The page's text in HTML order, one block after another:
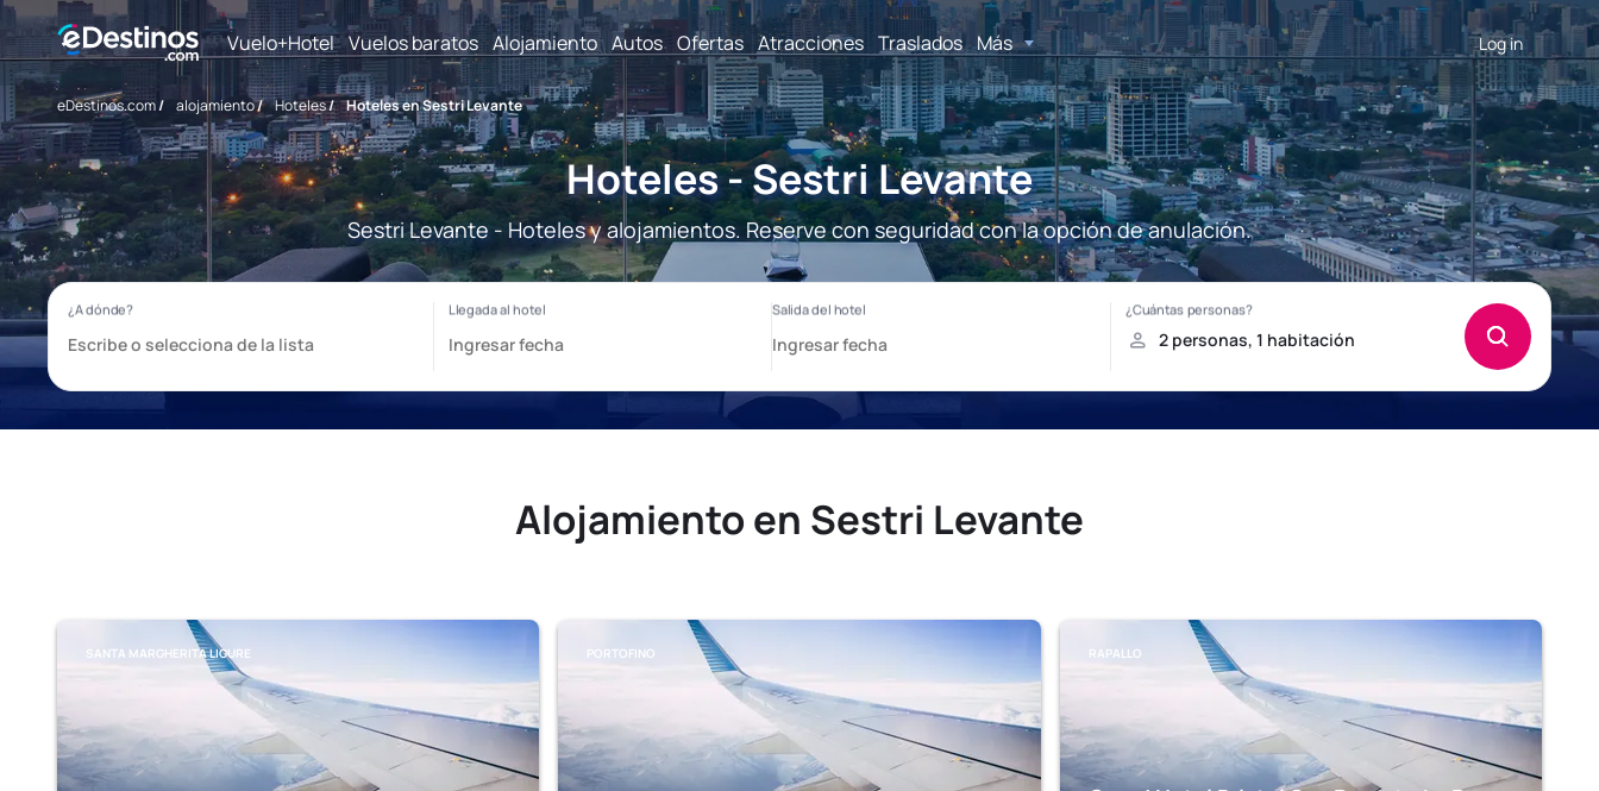
Vuelo+Hotel Vuelos baratos Alojamiento Autos Ofertas Atracciones Traslados Más Log in
eDestinos.com/ alojamiento/ Hoteles/ Hoteles en Sestri Levante
Hoteles - Sestri Levante
Sestri Levante - Hoteles y alojamientos. Reserve con seguridad con la opción de anulación.
Alojamiento en Sestri Levante
SANTA MARGHERITA LIGURE PORTOFINO RAPALLO